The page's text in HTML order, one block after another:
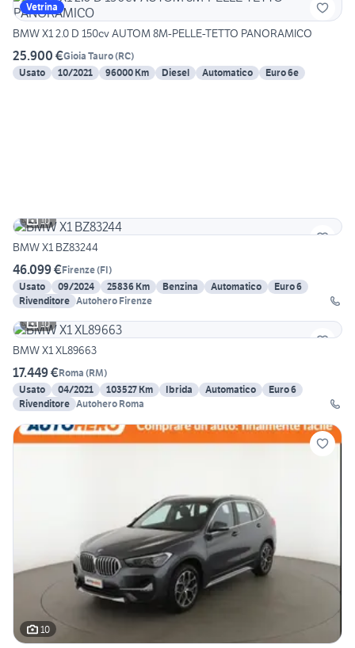
Vetrina
BMW X1 2.0 D 150cv AUTOM 8M-PELLE-TETTO PANORAMICO
25.900 €Gioia Tauro(RC)
Usato
10/2021 96000 Km Diesel Automatico Euro 6e
10
BMW X1 BZ83244
46.099 €Firenze(FI)
Usato
09/2024 25836 Km Benzina Automatico
Euro 6
Rivenditore Autohero Firenze
10
BMW X1 XL89663
17.449 €Roma (RM)
Usato
04/2021 103527 Km Ibrida Automatico
Euro 6
Rivenditore Autohero Roma
10